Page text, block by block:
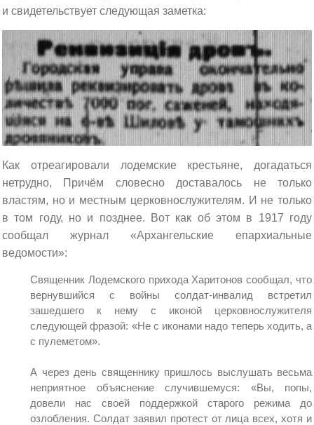
и свидетельствует следующая заметка:
Как отреагировали лодемские крестьяне, догадаться
нетрудно, Причём словесно доставалось не только
властям, но и местным церковнослужителям. И не только
в том году, но и позднее. Вот как об этом в 1917 году
сообщал журнал «Архангельские епархиальные
ведомости»:
Священник Лодемского прихода Харитонов сообщал, что
вернувшийся с войны солдат-инвалид встретил
зашедшего к нему с иконой церковнослужителя
следующей фразой: «Не с иконами надо теперь ходить, а
с пулеметом».
А через день священнику пришлось выслушать весьма
неприятное объяснение случившемуся: «Вы, попы,
довели нас своей поддержкой старого режима до
озлобления. Солдат заявил протест от лица всех, хотя и